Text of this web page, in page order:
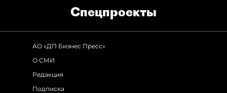
Спец­проекты
АО «ДП Бизнес Пресс»
О СМИ
Редакция
Подписка